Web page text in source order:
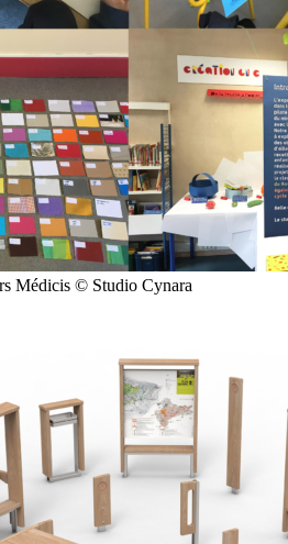
Médicis © Studio Cynara